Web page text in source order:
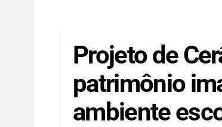
Projeto de
patrimônio
ambiente